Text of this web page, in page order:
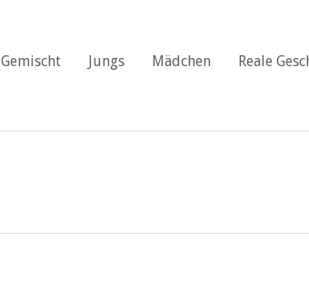
Gemischt Jungs Mädchen Reale